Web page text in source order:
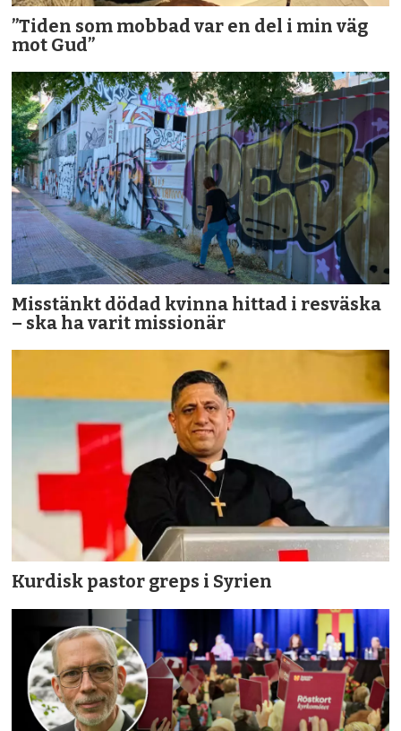
”Tiden som mobbad var en del i min väg
mot Gud”
Misstänkt dödad kvinna hittad i resväska
– ska ha varit missionär
Kurdisk pastor greps i Syrien